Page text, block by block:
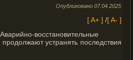
Опубликовано 07.04.2025
[ A+ ] /[ A- ]
Аварийно-восстановительные
устранять последствия